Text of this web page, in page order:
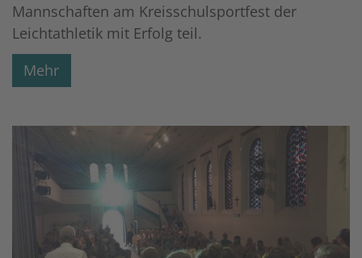
Mannschaften am Kreisschulsportfest der
Leichtathletik mit Erfolg teil.
Mehr